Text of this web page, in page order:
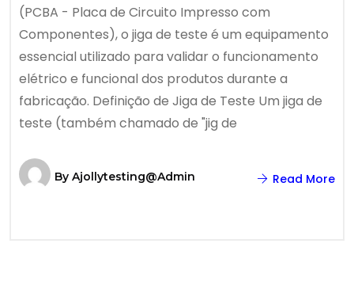
(PCBA - Placa de Circuito Impresso com
Componentes), o jiga de teste é um equipamento
essencial utilizado para validar o funcionamento
elétrico e funcional dos produtos durante a
fabricação. Definição de Jiga de Teste Um jiga de
teste (também chamado de "jig de
By Ajollytesting@admin Read More